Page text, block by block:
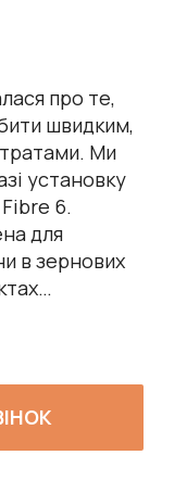
про те,
швидким,
Ми
установку
6.
для
в зернових